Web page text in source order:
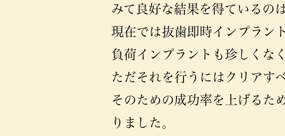
みて良好な結果を得ているの
現在では抜歯即時インプラン
負荷インプラントも珍しくな
ただそれを行うにはクリアす
そのための成功率を上げるた
りました。